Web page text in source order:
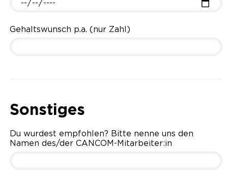
Gehaltswunsch p.a. (nur Zahl)
Sonstiges
Du wurdest empfohlen? Bitte nenne uns den
Namen des/der CANCOM-Mitarbeiter:in